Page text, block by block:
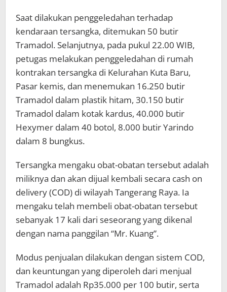
Saat dilakukan penggeledahan terhadap
kendaraan tersangka, ditemukan 50 butir
Tramadol. Selanjutnya, pada pukul 22.00 WIB,
petugas melakukan penggeledahan di rumah
kontrakan tersangka di Kelurahan Kuta Baru,
Pasar kemis, dan menemukan 16.250 butir
Tramadol dalam plastik hitam, 30.150 butir
Tramadol dalam kotak kardus, 40.000 butir
Hexymer dalam 40 botol, 8.000 butir Yarindo
dalam 8 bungkus.
Tersangka mengaku obat-obatan tersebut adalah
miliknya dan akan dijual kembali secara cash on
delivery (COD) di wilayah Tangerang Raya. Ia
mengaku telah membeli obat-obatan tersebut
sebanyak 17 kali dari seseorang yang dikenal
dengan nama panggilan “Mr. Kuang”.
Modus penjualan dilakukan dengan sistem COD,
dan keuntungan yang diperoleh dari menjual
Tramadol adalah Rp35.000 per 100 butir, serta